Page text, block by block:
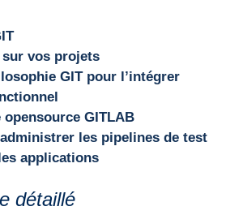
sur vos projets
GIT pour l’intégrer
GITLAB
les pipelines de test
applications
détaillé